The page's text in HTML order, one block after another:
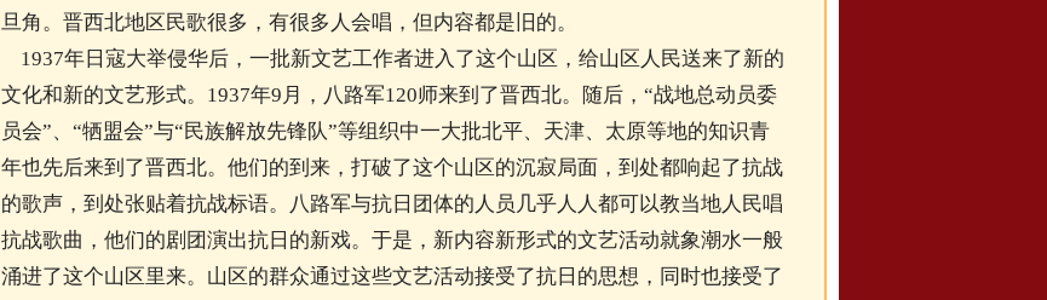
旦角。晋西北地区民歌很多，有很多人会唱，但内容都是旧的。
1937年日寇大举侵华后，一批新文艺工作者进入了这个山区，给山区人民送来了新的
文化和新的文艺形式。1937年9月，八路军120师来到了晋西北。随后，“战地总动员委
员会”、“牺盟会”与“民族解放先锋队”等组织中一大批北平、天津、太原等地的知识青
年也先后来到了晋西北。他们的到来，打破了这个山区的沉寂局面，到处都响起了抗战
的歌声，到处张贴着抗战标语。八路军与抗日团体的人员几乎人人都可以教当地人民唱
抗战歌曲，他们的剧团演出抗日的新戏。于是，新内容新形式的文艺活动就象潮水一般
涌进了这个山区里来。山区的群众通过这些文艺活动接受了抗日的思想，同时也接受了